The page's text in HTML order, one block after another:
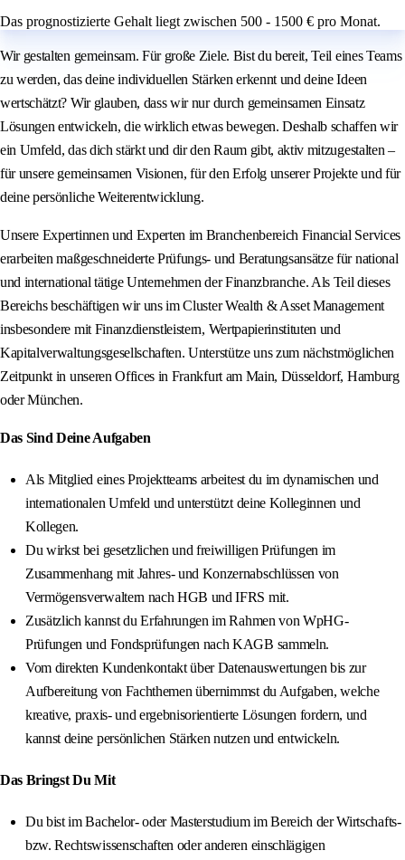
Das prognostizierte Gehalt liegt zwischen 500 - 1500 € pro Monat.
Wir gestalten gemeinsam. Für große Ziele. Bist du bereit, Teil eines Teams
zu werden, das deine individuellen Stärken erkennt und deine Ideen
wertschätzt? Wir glauben, dass wir nur durch gemeinsamen Einsatz
Lösungen entwickeln, die wirklich etwas bewegen. Deshalb schaffen wir
ein Umfeld, das dich stärkt und dir den Raum gibt, aktiv mitzugestalten –
für unsere gemeinsamen Visionen, für den Erfolg unserer Projekte und für
deine persönliche Weiterentwicklung.
Unsere Expertinnen und Experten im Branchenbereich Financial Services
erarbeiten maßgeschneiderte Prüfungs- und Beratungsansätze für national
und international tätige Unternehmen der Finanzbranche. Als Teil dieses
Bereichs beschäftigen wir uns im Cluster Wealth & Asset Management
insbesondere mit Finanzdienstleistern, Wertpapierinstituten und
Kapitalverwaltungsgesellschaften. Unterstütze uns zum nächstmöglichen
Zeitpunkt in unseren Offices in Frankfurt am Main, Düsseldorf, Hamburg
oder München.
Das Sind Deine Aufgaben
Als Mitglied eines Projektteams arbeitest du im dynamischen und
internationalen Umfeld und unterstützt deine Kolleginnen und
Kollegen.
Du wirkst bei gesetzlichen und freiwilligen Prüfungen im
Zusammenhang mit Jahres- und Konzernabschlüssen von
Vermögensverwaltern nach HGB und IFRS mit.
Zusätzlich kannst du Erfahrungen im Rahmen von WpHG-
Prüfungen und Fondsprüfungen nach KAGB sammeln.
Vom direkten Kundenkontakt über Datenauswertungen bis zur
Aufbereitung von Fachthemen übernimmst du Aufgaben, welche
kreative, praxis- und ergebnisorientierte Lösungen fordern, und
kannst deine persönlichen Stärken nutzen und entwickeln.
Das Bringst Du Mit
Du bist im Bachelor- oder Masterstudium im Bereich der Wirtschafts-
bzw. Rechtswissenschaften oder anderen einschlägigen